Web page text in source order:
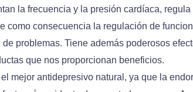
la frecuencia y la presión cardíaca, regula
como consecuencia la regulación de
problemas. Tiene además poderosos
que nos proporcionan beneficios.
mejor antidepresivo natural, ya que la